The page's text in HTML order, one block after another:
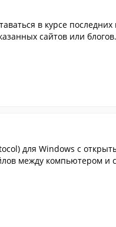
в курсе
сайтов или блогов.
для Windows с
между компьютером и